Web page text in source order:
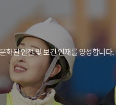
언론보도
갤러리
학생회
동아리
Q&A
취업현황
화된 안전 및 보건 인재를 양성합니다.